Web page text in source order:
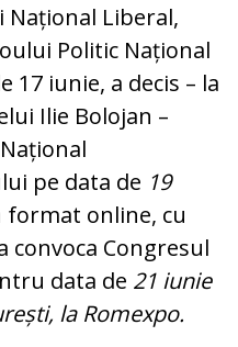
Național Liberal,
Politic Național
17 iunie, a decis – la
Ilie Bolojan –
pe data de 19
online, cu
convoca Congresul
data de 21 iunie
la Romexpo.